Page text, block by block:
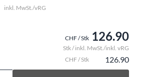
inkl. MwSt./vRG
CHF / Stk 126.90
Stk / inkl. MwSt./inkl. vRG
CHF / Stk 126.90